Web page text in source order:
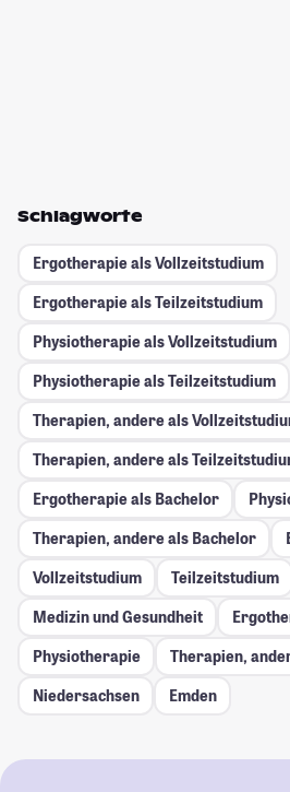
Schlagworte
Ergotherapie als Vollzeitstudium
Ergotherapie als Teilzeitstudium
Physiotherapie als Vollzeitstudium
Physiotherapie als Teilzeitstudium
Therapien, andere als
Therapien, andere als
Ergotherapie als Bachelor
Therapien, andere als Bachelor
Vollzeitstudium
Teilzeitstudium
Medizin und Gesundheit
Physiotherapie
Therapien,
Niedersachsen
Emden